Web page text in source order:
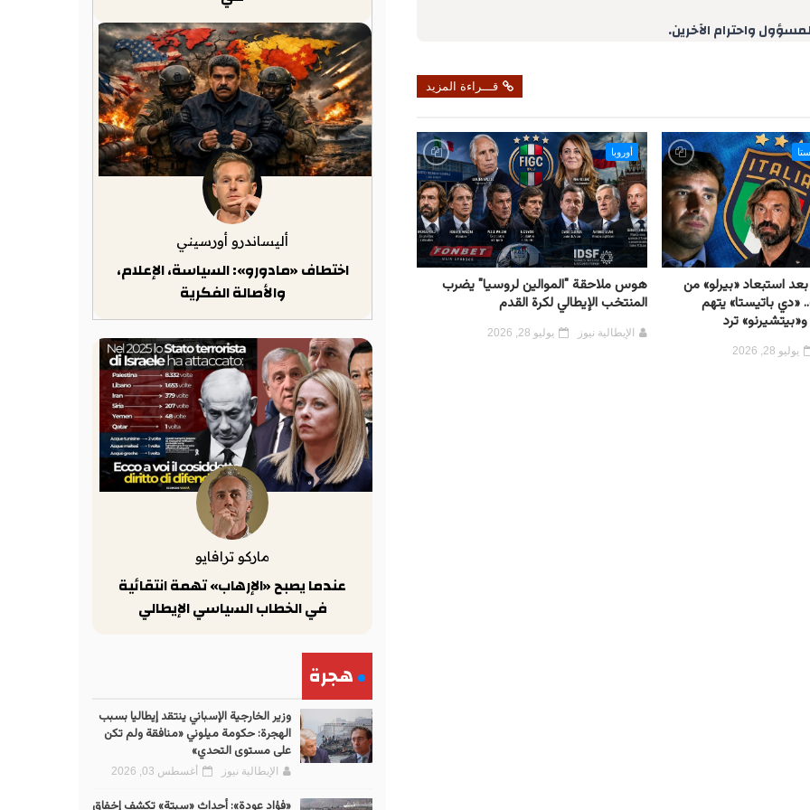
واحترام الآخرين.
قـــراءة المزيد
استبعاد «بيرلو» من
«دي باتيستا» يتهم
ترد
يوليو 28, 2026
أوروبا
هوس ملاحقة "الموالين لروسيا" يضرب
المنتخب الإيطالي لكرة القدم
الإيطالية نيوز يوليو 28, 2026
أليساندرو أورسيني
اختطاف «مادورو»: السياسة، الإعلام،
والأصالة الفكرية
ماركو ترافايو
عندما يصبح «الإرهاب» تهمة انتقائية
في الخطاب السياسي الإيطالي
هجرة
وزير الخارجية الإسباني ينتقد إيطاليا بسبب
الهجرة: حكومة ميلوني «منافقة ولم تكن
على مستوى التحدي»
الإيطالية نيوز أغسطس 03, 2026
«فؤاد عودة»: أحداث «سبتة» تكشف إخفاق